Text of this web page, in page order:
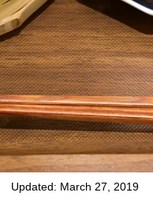
Updated: March 27, 2019